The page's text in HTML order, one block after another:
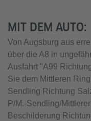
MIT DEM AUTO:
Von Augsburg aus
über die A8 in
Ausfahrt "A99
Sie dem Mittleren
Sendling Richtung
P/M.-Sendling/
Beschilderung